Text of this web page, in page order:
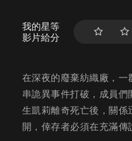
我的星等
影片給分
在深夜的廢棄紡織廠，一
串詭異事件打破，成員
生凱莉離奇死亡後，關係
開，倖存者必須在充滿傳